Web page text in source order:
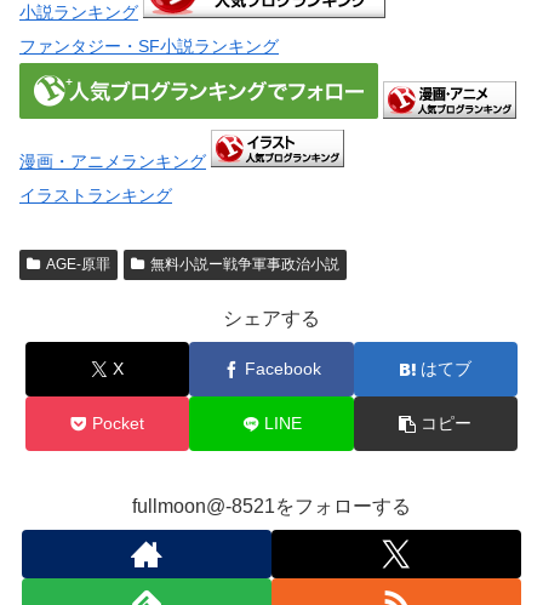
小説ランキング
ファンタジー・SF小説ランキング
漫画・アニメランキング
イラストランキング
AGE-原罪 無料小説ー戦争軍事政治小説
シェアする
X Facebook はてブ
Pocket LINE コピー
fullmoon@-8521をフォローする